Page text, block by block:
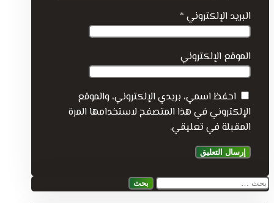
البريد الإلكتروني *
الموقع الإلكتروني
احفظ اسمي، بريدي الإلكتروني، والموقع
الإلكتروني في هذا المتصفح لاستخدامها المرة
المقبلة في تعليقي.
البحث